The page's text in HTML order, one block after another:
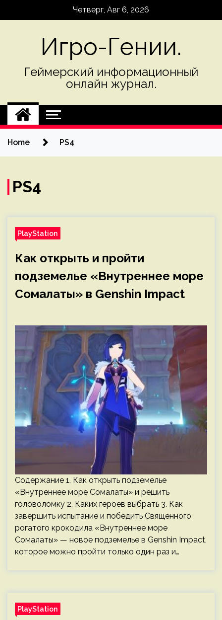
Четверг, Авг 6, 2026
Игро-Гении.
Геймерский информационный
онлайн журнал.
Home PS4
PS4
PlayStation
Как открыть и пройти
подземелье «Внутреннее море
Сомалаты» в Genshin Impact
Содержание 1. Как открыть подземелье
«Внутреннее море Сомалаты» и решить
головоломку 2. Каких героев выбрать 3. Как
завершить испытание и победить Священного
рогатого крокодила «Внутреннее море
Сомалаты» — новое подземелье в Genshin Impact,
которое можно пройти только один раз и…
PlayStation